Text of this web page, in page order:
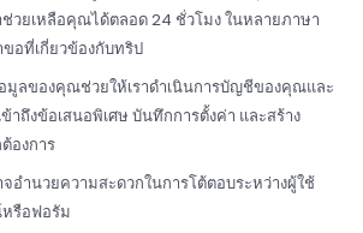
ช่วยเหลือคุณได้ตลอด 24 ชั่วโมง ในหลายภาษา
อที่เกี่ยวข้องกับทริป
มูลของคุณช่วยให้เราดำเนินการบัญชีของคุณและ
าถึงข้อเสนอพิเศษ บันทึกการตั้งค่า และสร้าง
องการ
จอำนวยความสะดวกในการโต้ตอบระหว่างผู้ใช้
รือฟอรัม